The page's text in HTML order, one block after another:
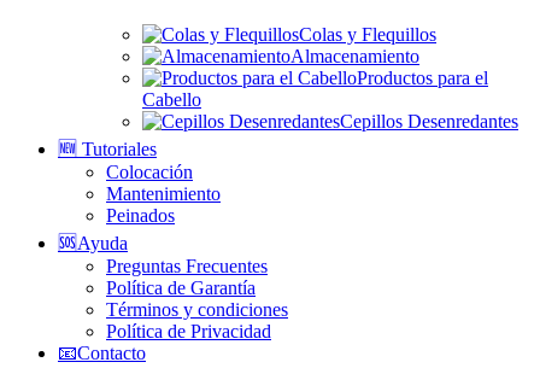
Colas y Flequillos
Almacenamiento
Productos para el
Cabello
Cepillos Desenredantes
🆕 Tutoriales
Colocación
Mantenimiento
Peinados
🆘Ayuda
Preguntas Frecuentes
Política de Garantía
Términos y condiciones
Política de Privacidad
📧Contacto